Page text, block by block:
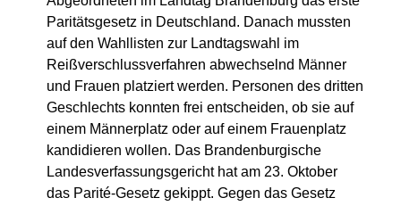
Paritätsgesetz in Deutschland. Danach mussten
auf den Wahllisten zur Landtagswahl im
Reißverschlussverfahren abwechselnd Männer
und Frauen platziert werden. Personen des dritten
Geschlechts konnten frei entscheiden, ob sie auf
einem Männerplatz oder auf einem Frauenplatz
kandidieren wollen. Das Brandenburgische
Landesverfassungsgericht hat am 23. Oktober
das Parité-Gesetz gekippt. Gegen das Gesetz